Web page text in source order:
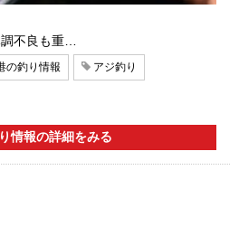
不良も重…
の釣り情報 アジ釣り
情報の詳細をみる